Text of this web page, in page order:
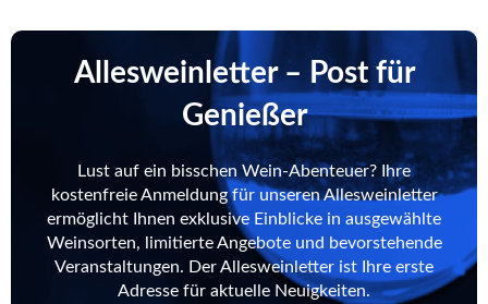
Allesweinletter – Post für
Genießer
Lust auf ein bisschen Wein-Abenteuer? Ihre
kostenfreie Anmeldung für unseren Allesweinletter
ermöglicht Ihnen exklusive Einblicke in ausgewählte
Weinsorten, limitierte Angebote und bevorstehende
Veranstaltungen. Der Allesweinletter ist Ihre erste
Adresse für aktuelle Neuigkeiten.